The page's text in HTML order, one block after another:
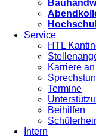
Service
HTL
Karriere
Termine
Beihilfen
Intern